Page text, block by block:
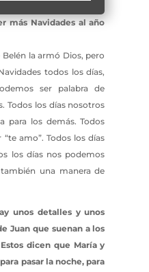
más Navidades al año
Belén la armó Dios, pero
todos los días,
ser palabra de
Todos los días nosotros
para los demás. Todos
amo”. Todos los días
los días nos podemos
una manera de
unos detalles y unos
Juan que suenan a los
dicen que María y
pasar la noche, para